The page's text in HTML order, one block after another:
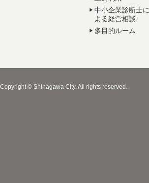
中小企業診断士に
よる経営相談
多目的ルーム
Copyright © Shinagawa City. All rights reserved.